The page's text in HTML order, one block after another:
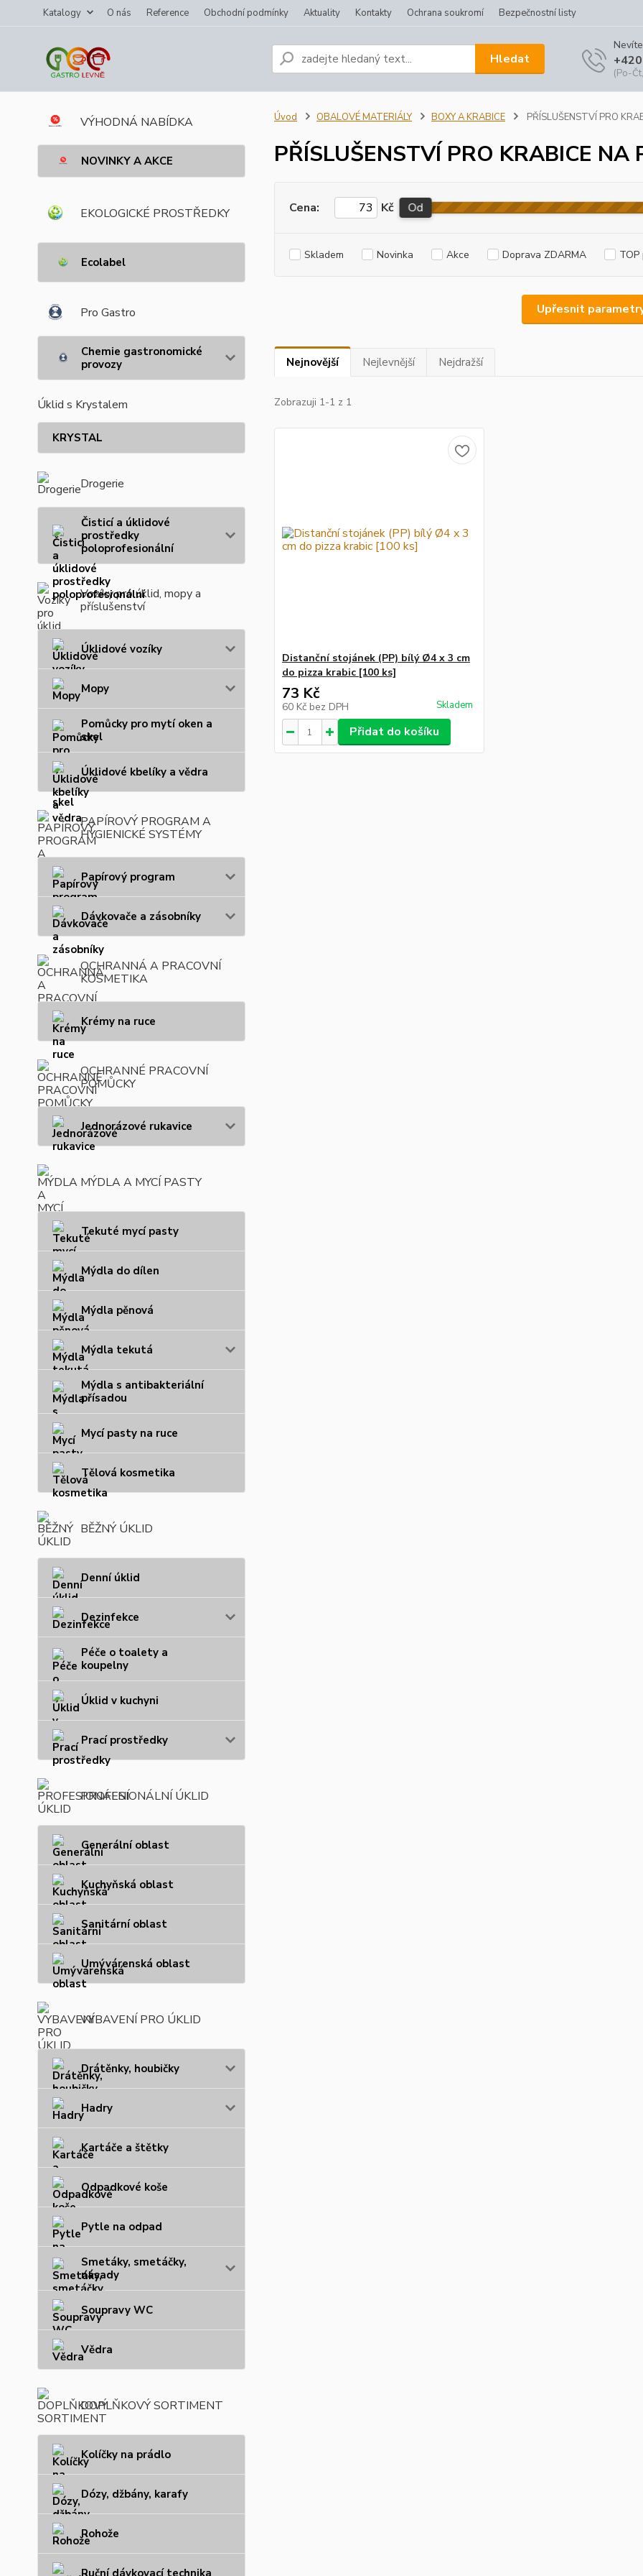
Katalogy O nás Reference Obchodní podmínky Aktuality Kontakty Ochrana soukromí Bezpečnostní listy
Hledat
(Po-
VÝHODNÁ NABÍDKA
NOVINKY A AKCE
EKOLOGICKÉ PROSTŘEDKY
Ecolabel
Pro Gastro
Chemie gastronomické
provozy
Úklid s Krystalem
KRYSTAL
Drogerie
Čisticí a úklidové
prostředky
poloprofesionální
Vozíky pro úklid, mopy a
příslušenství
Úklidové vozíky
Mopy
Pomůcky pro mytí oken a
skel
Úklidové kbelíky a vědra
PAPÍROVÝ PROGRAM A
HYGIENICKÉ SYSTÉMY
Papírový program
Dávkovače a zásobníky
OCHRANNÁ A PRACOVNÍ
KOSMETIKA
Krémy na ruce
OCHRANNÉ PRACOVNÍ
POMŮCKY
Jednorázové rukavice
MÝDLA A MYCÍ PASTY
Tekuté mycí pasty
Mýdla do dílen
Mýdla pěnová
Mýdla tekutá
Mýdla s antibakteriální
přísadou
Mycí pasty na ruce
Tělová kosmetika
BĚŽNÝ ÚKLID
Denní úklid
Dezinfekce
Péče o toalety a
koupelny
Úklid v kuchyni
Prací prostředky
PROFESIONÁLNÍ ÚKLID
Generální oblast
Kuchyňská oblast
Sanitární oblast
Umývárenská oblast
VYBAVENÍ PRO ÚKLID
Drátěnky, houbičky
Hadry
Kartáče a štětky
Odpadkové koše
Pytle na odpad
Smetáky, smetáčky,
násady
Soupravy WC
Vědra
DOPLŇKOVÝ SORTIMENT
Kolíčky na prádlo
Dózy, džbány, karafy
Rohože
Ruční dávkovací technika
Úvod OBALOVÉ MATERIÁLY BOXY A KRABICE PŘÍSLUŠENSTVÍ PRO
PŘÍSLUŠENSTVÍ PRO KRABICE NA
Upřesnit
Cena: Kč Od
Skladem Novinka Akce Doprava ZDARMA
Nejnovější Nejlevnější Nejdražší
Zobrazuji 1-1 z 1
Distanční stojánek (PP) bílý Ø4 x 3 cm
do pizza krabic [100 ks]
73 Kč
60 Kč bez DPH Skladem
Přidat do košíku